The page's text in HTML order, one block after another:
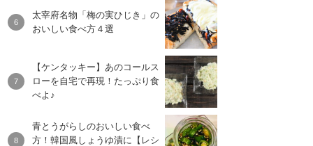
太宰府名物「梅の実ひじき」の
おいしい食べ方４選
【ケンタッキー】あのコールス
ローを自宅で再現！たっぷり食
べよ♪
青とうがらしのおいしい食べ
方！韓国風しょうゆ漬に【レシ